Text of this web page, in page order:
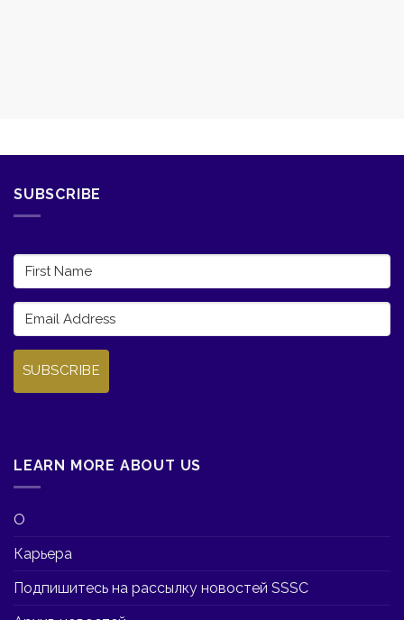
SUBSCRIBE
SUBSCRIBE
LEARN MORE ABOUT US
О
Карьера
Подпишитесь на рассылку новостей SSSC